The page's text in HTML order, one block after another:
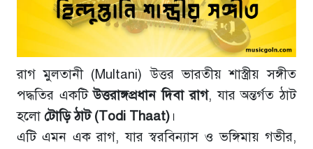
রাগ মুলতানী (Multani) উত্তর ভারতীয় শাস্ত্রীয় সঙ্গীত
পদ্ধতির একটিউত্তরাঙ্গপ্রধান দিবা রাগ, যার অন্তর্গত ঠাট
হলোটোড়ি ঠাট (Todi Thaat) ।
এটি এমন এক রাগ, যার স্বরবিন্যাস ও ভঙ্গিমায় গভীর,